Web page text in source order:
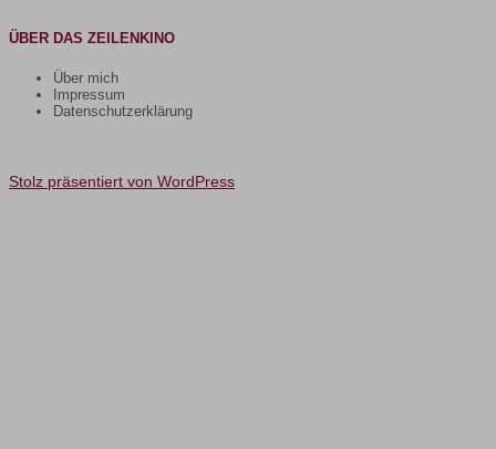
ÜBER DAS ZEILENKINO
Über mich
Impressum
Datenschutzerklärung
Stolz präsentiert von WordPress